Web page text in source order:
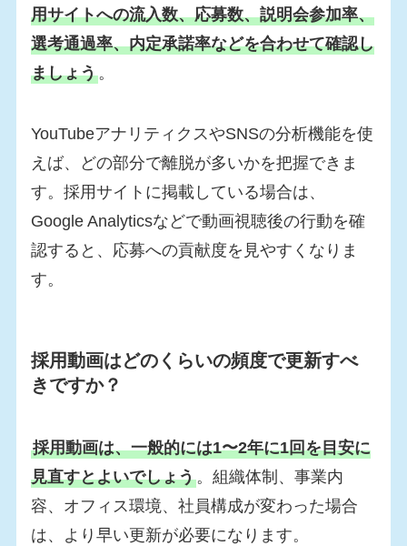
用サイトへの流入数、応募数、説明会参加率、
選考通過率、内定承諾率などを合わせて確認し
ましょう。
YouTubeアナリティクスやSNSの分析機能を使
えば、どの部分で離脱が多いかを把握できま
す。採用サイトに掲載している場合は、
Google Analyticsなどで動画視聴後の行動を確
認すると、応募への貢献度を見やすくなりま
す。
採用動画はどのくらいの頻度で更新すべ
きですか？
採用動画は、一般的には1〜2年に1回を目安に
見直すとよいでしょう。組織体制、事業内
容、オフィス環境、社員構成が変わった場合
は、より早い更新が必要になります。